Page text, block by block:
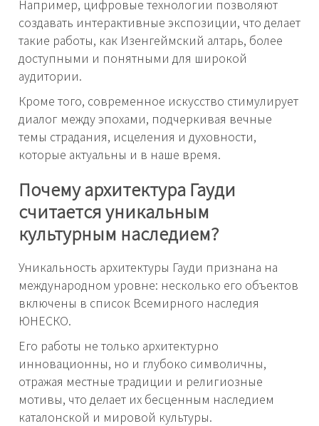
Например, цифровые технологии позволяют
создавать интерактивные экспозиции, что делает
такие работы, как Изенгеймский алтарь, более
доступными и понятными для широкой
аудитории.
Кроме того, современное искусство стимулирует
диалог между эпохами, подчеркивая вечные
темы страдания, исцеления и духовности,
которые актуальны и в наше время.
Почему архитектура Гауди
считается уникальным
культурным наследием?
Уникальность архитектуры Гауди признана на
международном уровне: несколько его объектов
включены в список Всемирного наследия
ЮНЕСКО.
Его работы не только архитектурно
инновационны, но и глубоко символичны,
отражая местные традиции и религиозные
мотивы, что делает их бесценным наследием
каталонской и мировой культуры.